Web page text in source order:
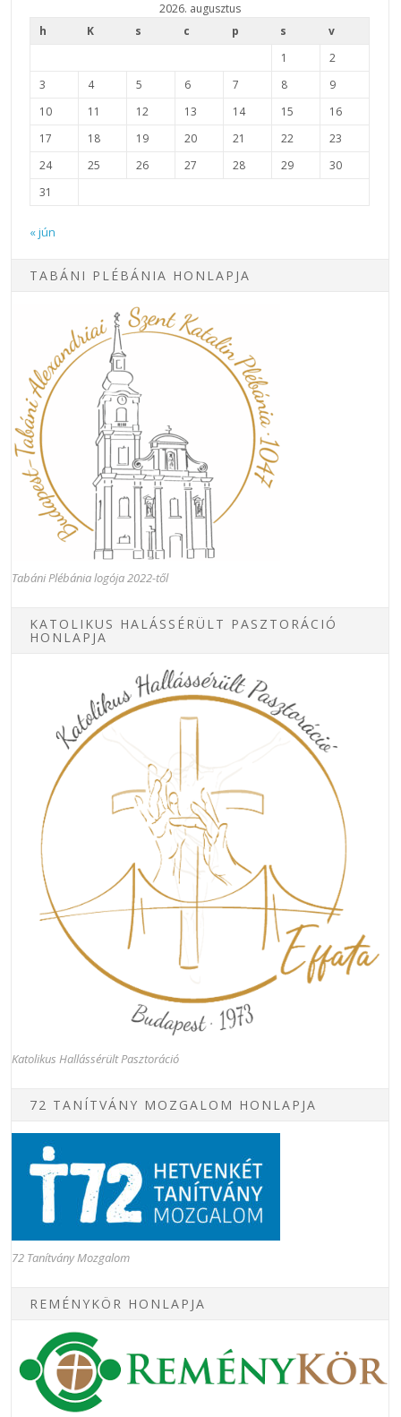
2026. augusztus
h
K s c p s
v
1
2
3
4 5 6 7 8
9
10
11 12 13 14 15
16
17
18 19 20 21 22
23
24
25 26 27 28 29
30
31
« jún
TABÁNI PLÉBÁNIA HONLAPJA
Tabáni Plébánia logója 2022-től
KATOLIKUS HALÁSSÉRÜLT PASZTORÁCIÓ
HONLAPJA
Katolikus Hallássérült Pasztoráció
72 TANÍTVÁNY MOZGALOM HONLAPJA
72 Tanítvány Mozgalom
REMÉNYKÖR HONLAPJA